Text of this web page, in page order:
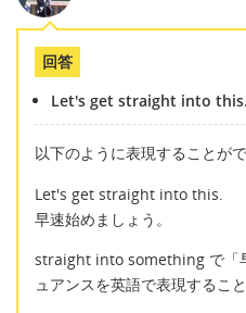
回答
Let's get straight into this.
以下のように表現することがで
Let's get straight into this.
早速始めましょう。
straight into something で「
ュアンスを英語で表現するこ